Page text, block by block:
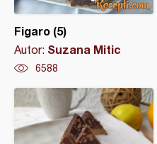
Figaro (5)
Autor: Suzana Mitic
6588